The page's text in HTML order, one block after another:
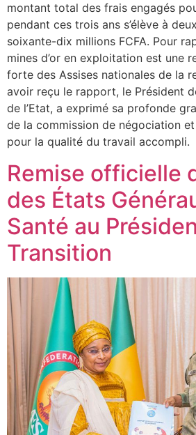
montant total des frais engagés
pendant ces trois ans s’élève à
soixante-dix millions FCFA. Pour
mines d’or en exploitation est une
forte des Assises nationales de la
avoir reçu le rapport, le Président
de l’Etat, a exprimé sa profonde
de la commission de négociation
pour la qualité du travail accompli.
Remise officielle
des États
Santé au
Transition